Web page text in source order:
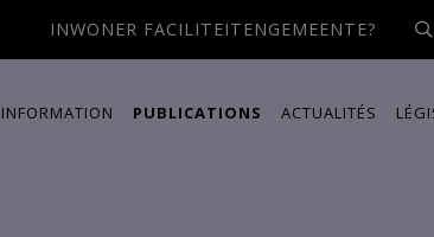
INWONER FACILITEITENGEMEENTE?
INFORMATION PUBLICATIONS ACTUALITÉS